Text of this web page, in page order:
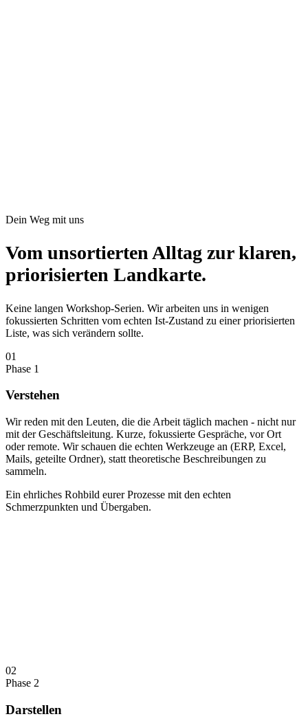
Dein Weg mit uns
Vom unsortierten Alltag zur klaren,
priorisierten Landkarte.
Keine langen Workshop-Serien. Wir arbeiten uns in wenigen
fokussierten Schritten vom echten Ist-Zustand zu einer priorisierten
Liste, was sich verändern sollte.
01
Phase 1
Verstehen
Wir reden mit den Leuten, die die Arbeit täglich machen - nicht nur
mit der Geschäftsleitung. Kurze, fokussierte Gespräche, vor Ort
oder remote. Wir schauen die echten Werkzeuge an (ERP, Excel,
Mails, geteilte Ordner), statt theoretische Beschreibungen zu
sammeln.
Ein ehrliches Rohbild eurer Prozesse mit den echten
Schmerzpunkten und Übergaben.
02
Phase 2
Darstellen